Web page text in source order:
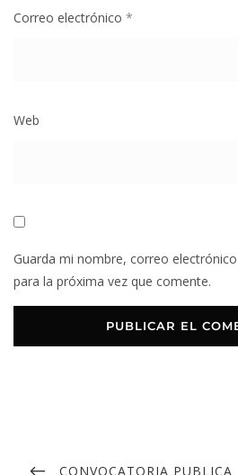
Correo electrónico *
Web
Guarda mi nombre, correo
para la próxima vez que comente.
CONVOCATORIA